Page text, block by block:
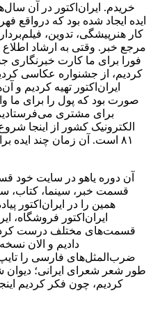
ایده ایجاد شده بود که درواقع
کار هنرپیشگی، تدوین،
مرجع خبر. وقتی به ارشاد
فورا برای ما کارت خبرنگاری
کردیم، از جشنواره عکاسی
ایران‌اکتور تهیه کردیم
صورت بود که پول را برای ما
برای مشتری
۸۱ است. آن زمان چند ایده
آن دوره یاهو در سایت خود
قسمت خبر، سینما، کتاب،
همین را در ایران‌اکتور
ایران‌اکتور فروشگاه،
قسمت‌های مختلف درست
دادیم و الان
ضرب‌المثل‌های فارسی را
طور شعر شعرای ایرانی؛ دیوان
کردیم، چون فکر ‌کردیم